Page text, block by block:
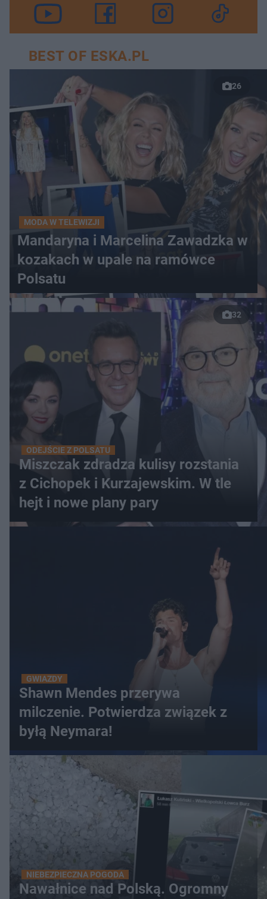
BEST OF ESKA.PL
26
MODA W TELEWIZJI
Mandaryna i Marcelina Zawadzka w
kozakach w upale na ramówce
Polsatu
32
ODEJŚCIE Z POLSATU
Miszczak zdradza kulisy rozstania
z Cichopek i Kurzajewskim. W tle
hejt i nowe plany pary
GWIAZDY
Shawn Mendes przerywa
milczenie. Potwierdza związek z
byłą Neymara!
NIEBEZPIECZNA POGODA
Nawałnice nad Polską. Ogromny